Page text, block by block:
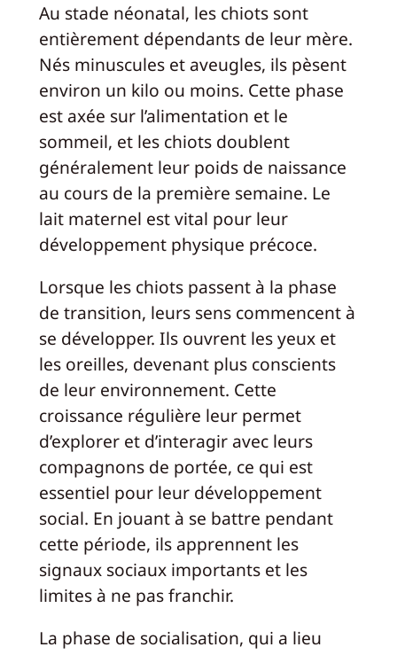
Au stade néonatal, les chiots sont
entièrement dépendants de leur mère.
Nés minuscules et aveugles, ils pèsent
environ un kilo ou moins. Cette phase
est axée sur l’alimentation et le
sommeil, et les chiots doublent
généralement leur poids de naissance
au cours de la première semaine. Le
lait maternel est vital pour leur
développement physique précoce.
Lorsque les chiots passent à la phase
de transition, leurs sens commencent à
se développer. Ils ouvrent les yeux et
les oreilles, devenant plus conscients
de leur environnement. Cette
croissance régulière leur permet
d’explorer et d’interagir avec leurs
compagnons de portée, ce qui est
essentiel pour leur développement
social. En jouant à se battre pendant
cette période, ils apprennent les
signaux sociaux importants et les
limites à ne pas franchir.
La phase de socialisation, qui a lieu